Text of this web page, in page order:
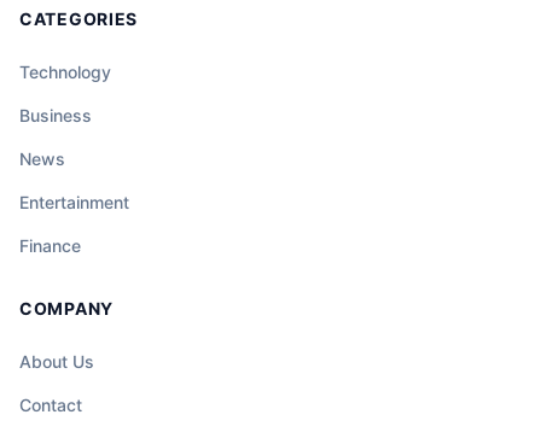
CATEGORIES
Technology
Business
News
Entertainment
Finance
COMPANY
About Us
Contact